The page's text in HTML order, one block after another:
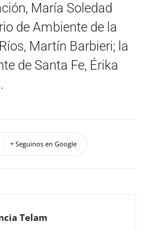
María Soledad
de Ambiente de la
Martín Barbieri; la
de Santa Fe, Érika
+ Seguinos en Google
Telam